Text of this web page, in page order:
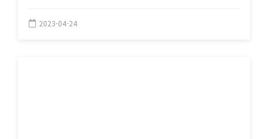
2023-04-24